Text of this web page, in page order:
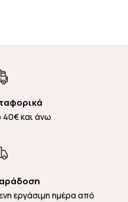
40€ και άνω
εργάσιμη ημέρα από